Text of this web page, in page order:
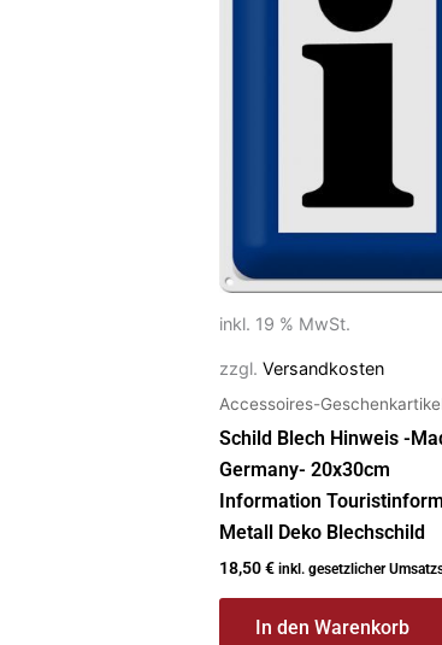
inkl. 19 % MwSt.
zzgl. Versandkosten
Accessoires-
Schild Blech Hinweis -
Germany- 20x30cm
Information
Metall Deko Blechschild
18,50€ inkl. gesetzlicher
In den Warenkorb